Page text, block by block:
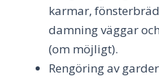
karmar,
damning väggar
(om möjligt).
Rengöring av